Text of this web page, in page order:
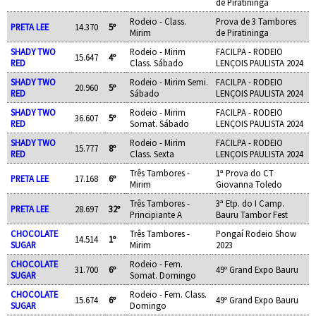
de Piratininga
PRETA LEE 14.370 5º
Rodeio - Class.
Mirim
Prova de 3 Tambores
de Piratininga
SHADY TWO
RED
15.647 4º
Rodeio - Mirim
Class. Sábado
FACILPA - RODEIO
LENÇOIS PAULISTA 2024
SHADY TWO
RED
20.960 5º
Rodeio - Mirim Semi.
Sábado
FACILPA - RODEIO
LENÇOIS PAULISTA 2024
SHADY TWO
RED
36.607 5º
Rodeio - Mirim
Somat. Sábado
FACILPA - RODEIO
LENÇOIS PAULISTA 2024
SHADY TWO
RED
15.777 8º
Rodeio - Mirim
Class. Sexta
FACILPA - RODEIO
LENÇOIS PAULISTA 2024
PRETA LEE 17.168 6º
Três Tambores -
Mirim
1ª Prova do CT
Giovanna Toledo
PRETA LEE 28.697 32º
Três Tambores -
Principiante A
3ª Etp. do I Camp.
Bauru Tambor Fest
CHOCOLATE
SUGAR
14.514 1º
Três Tambores -
Mirim
Pongaí Rodeio Show
2023
CHOCOLATE
SUGAR
31.700 6º
Rodeio - Fem.
Somat. Domingo
49º Grand Expo Bauru
CHOCOLATE
SUGAR
15.674 6º
Rodeio - Fem. Class.
Domingo
49º Grand Expo Bauru